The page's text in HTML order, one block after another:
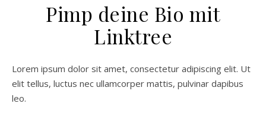
Pimp deine Bio mit
Linktree
Lorem ipsum dolor sit amet, consectetur adipiscing elit. Ut
elit tellus, luctus nec ullamcorper mattis, pulvinar dapibus
leo.